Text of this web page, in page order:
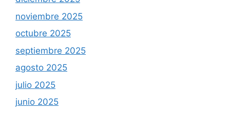
noviembre 2025
octubre 2025
septiembre 2025
agosto 2025
julio 2025
junio 2025